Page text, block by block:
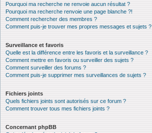
Pourquoi ma recherche ne renvoie aucun résultat ?
Pourquoi ma recherche renvoie une page blanche ?!
Comment rechercher des membres ?
Comment puis-je trouver mes propres messages et sujets ?
Surveillance et favoris
Quelle est la différence entre les favoris et la surveillance ?
Comment mettre en favoris ou surveiller des sujets ?
Comment surveiller des forums ?
Comment puis-je supprimer mes surveillances de sujets ?
Fichiers joints
Quels fichiers joints sont autorisés sur ce forum ?
Comment trouver tous mes fichiers joints ?
Concernant phpBB